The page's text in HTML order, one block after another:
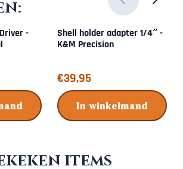
-
Shell holder adapter 1/4″ -
K&M Precision
Prijs: 39,95
€39,95
In winkelmand
items